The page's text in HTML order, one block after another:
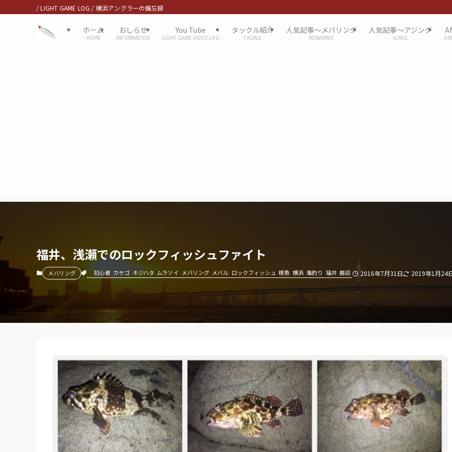
/ LIGHT GAME LOG / 横浜アングラーの備忘録
ホーム
HOME
おしらせ
INFORMATION
You Tube
LIGHT GAME VIDEO LOG
タックル紹介
TACKLE
人気記事〜メバリング
MEBARING
人気記事〜アジング
AJING
福井、浅瀬でのロックフィッシュファイト
メバリング 初心者 カサゴ キジハタ ムラソイ メバリング メバル ロックフィッシュ 根魚 横浜 海釣り 福井 越前 2016年7月31日 2019年1月24